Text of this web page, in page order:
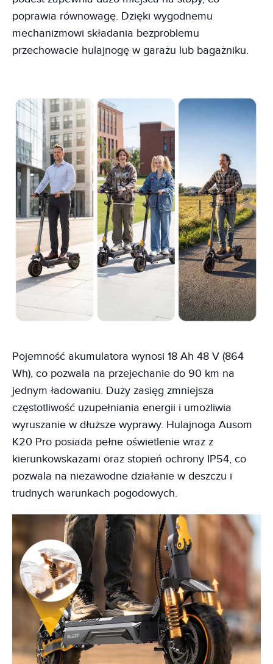
poprawia równowagę. Dzięki wygodnemu
mechanizmowi składania bezproblemu
przechowacie hulajnogę w garażu lub bagażniku.
Pojemność akumulatora wynosi 18 Ah 48 V (864
Wh), co pozwala na przejechanie do 90 km na
jednym ładowaniu. Duży zasięg zmniejsza
częstotliwość uzupełniania energii i umożliwia
wyruszanie w dłuższe wyprawy. Hulajnoga Ausom
K20 Pro posiada pełne oświetlenie wraz z
kierunkowskazami oraz stopień ochrony IP54, co
pozwala na niezawodne działanie w deszczu i
trudnych warunkach pogodowych.